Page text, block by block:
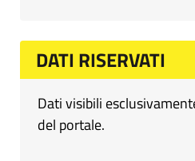
DATI RISERVATI
Dati visibili
del portale.